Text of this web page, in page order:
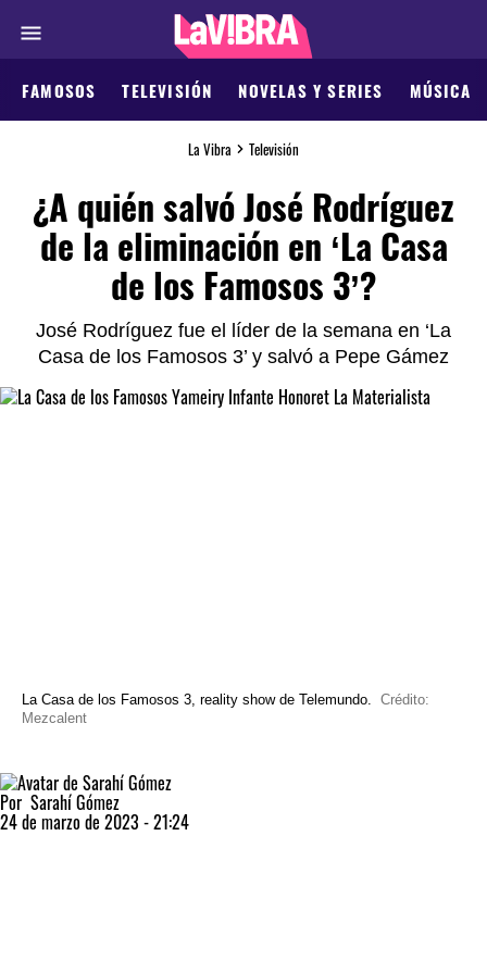
FAMOSOS TELEVISIÓN NOVELAS Y SERIES MÚSICA
La Vibra Televisión
¿A quién salvó José Rodríguez
de la eliminación en ‘La Casa
de los Famosos 3’?
José Rodríguez fue el líder de la semana en ‘La
Casa de los Famosos 3’ y salvó a Pepe Gámez
La Casa de los Famosos 3, reality show de Telemundo. Crédito:
Mezcalent
Por Sarahí Gómez
24 de marzo de 2023 - 21:24